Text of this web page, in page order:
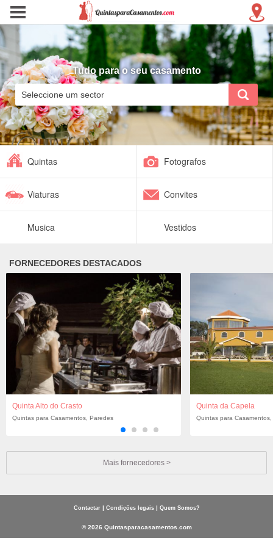
Tudo para o seu casamento
Quintas Fotografos
Viaturas Convites
Musica Vestidos
FORNECEDORES DESTACADOS
Quinta Alto do Crasto
Quintas para Casamentos, Paredes
Quinta da Capela
Quintas para Casamentos,
Mais fornecedores >
Contactar| Condições legais| Quem Somos?
© 2026 Quintasparacasamentos.com